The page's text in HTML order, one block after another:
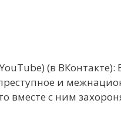
(в
и
вместе с ним